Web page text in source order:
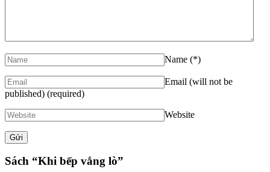
Name (*)
Email (will not be
published) (required)
Website
Sách “Khi bếp vắng lò”